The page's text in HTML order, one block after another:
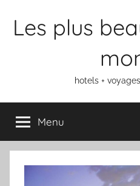
Les plus
hotels +
Menu